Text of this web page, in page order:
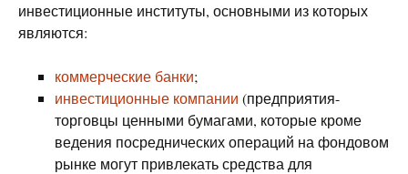
инвестиционные институты, основными из которых
являются:
коммерческие банки;
инвестиционные компании (предприятия-
торговцы ценными бумагами, которые кроме
ведения посреднических операций на фондовом
рынке могут привлекать средства для